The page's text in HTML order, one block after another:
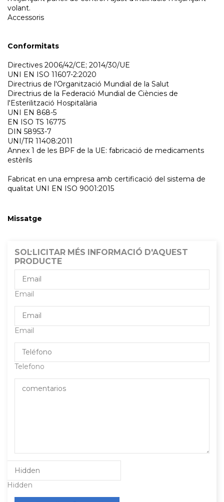
volant.
Accessoris
Conformitats
Directives 2006/42/CE; 2014/30/UE
UNI EN ISO 11607-2:2020
Directrius de l'Organització Mundial de la Salut
Directrius de la Federació Mundial de Ciències de
l'Esterilització Hospitalària
UNI EN 868-5
EN ISO TS 16775
DIN 58953-7
UNI/TR 11408:2011
Annex 1 de les BPF de la UE: fabricació de medicaments
estèrils
Fabricat en una empresa amb certificació del sistema de
qualitat UNI EN ISO 9001:2015
Missatge
SOL·LICITAR MÉS INFORMACIÓ D'AQUEST
PRODUCTE
Email
Email
Telefono
Hidden